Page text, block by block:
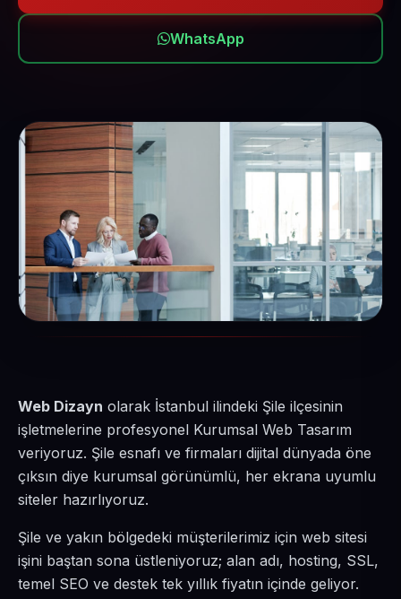
WhatsApp
Web Dizayn olarak İstanbul ilindeki Şile ilçesinin
işletmelerine profesyonel Kurumsal Web Tasarım
veriyoruz. Şile esnafı ve firmaları dijital dünyada öne
çıksın diye kurumsal görünümlü, her ekrana uyumlu
siteler hazırlıyoruz.
Şile ve yakın bölgedeki müşterilerimiz için web sitesi
işini baştan sona üstleniyoruz; alan adı, hosting, SSL,
temel SEO ve destek tek yıllık fiyatın içinde geliyor.